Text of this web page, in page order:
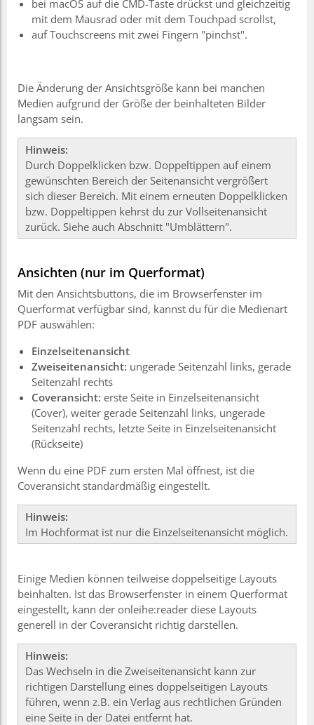
bei macOS auf die CMD-Taste drückst und gleichzeitig
mit dem Mausrad oder mit dem Touchpad scrollst,
auf Touchscreens mit zwei Fingern "pinchst".
Die Änderung der Ansichtsgröße kann bei manchen
Medien aufgrund der Größe der beinhalteten Bilder
langsam sein.
Hinweis:
Durch Doppelklicken bzw. Doppeltippen auf einem
gewünschten Bereich der Seitenansicht vergrößert
sich dieser Bereich. Mit einem erneuten Doppelklicken
bzw. Doppeltippen kehrst du zur Vollseitenansicht
zurück. Siehe auch Abschnitt "Umblättern".
Ansichten (nur im Querformat)
Mit den Ansichtsbuttons, die im Browserfenster im
Querformat verfügbar sind, kannst du für die Medienart
PDF auswählen:
Einzelseitenansicht
Zweiseitenansicht: ungerade Seitenzahl links, gerade
Seitenzahl rechts
Coveransicht: erste Seite in Einzelseitenansicht
(Cover), weiter gerade Seitenzahl links, ungerade
Seitenzahl rechts, letzte Seite in Einzelseitenansicht
(Rückseite)
Wenn du eine PDF zum ersten Mal öffnest, ist die
Coveransicht standardmäßig eingestellt.
Hinweis:
Im Hochformat ist nur die Einzelseitenansicht möglich.
Einige Medien können teilweise doppelseitige Layouts
beinhalten. Ist das Browserfenster in einem Querformat
eingestellt, kann der onleihe:reader diese Layouts
generell in der Coveransicht richtig darstellen.
Hinweis:
Das Wechseln in die Zweiseitenansicht kann zur
richtigen Darstellung eines doppelseitigen Layouts
führen, wenn z.B. ein Verlag aus rechtlichen Gründen
eine Seite in der Datei entfernt hat.